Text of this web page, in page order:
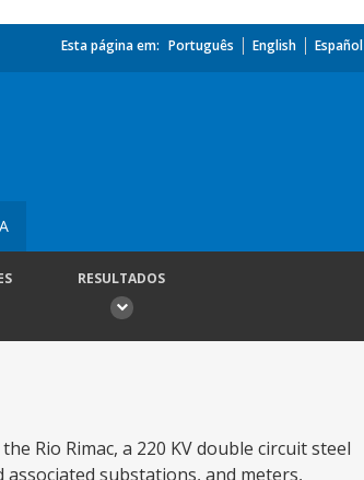
Esta página em: Português English Español
RESULTADOS
Rio Rimac, a 220 KV double circuit steel
substations, and meters,